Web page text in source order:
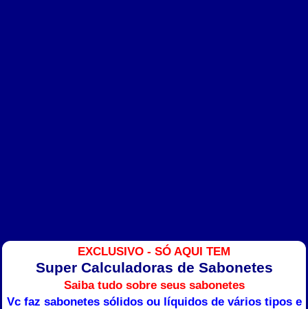
EXCLUSIVO - SÓ AQUI TEM
Super Calculadoras de Sabonetes
Saiba tudo sobre seus sabonetes
Vc faz sabonetes sólidos ou líquidos de vários tipos e